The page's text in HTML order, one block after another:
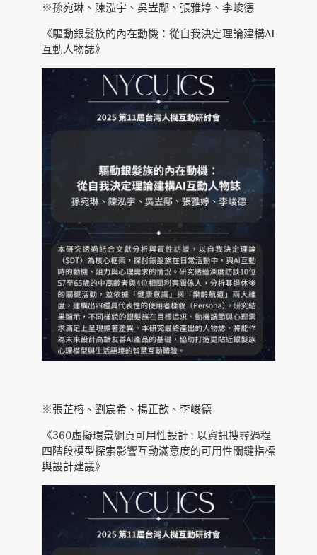
※孫宛琳、陳泓宇、吳岦鄅、張雅婷、李峻德
《驅動銀髮族的內在動機：從自我決定理論建構AI
互動人物誌》
※張芷榕、劉宸希、楊正歆、李峻德
《360虛擬環景網頁可用性設計 : 以資訊搜尋過程
四階段模型探索影響互動滿意度的可用性關鍵指標
與設計建議》